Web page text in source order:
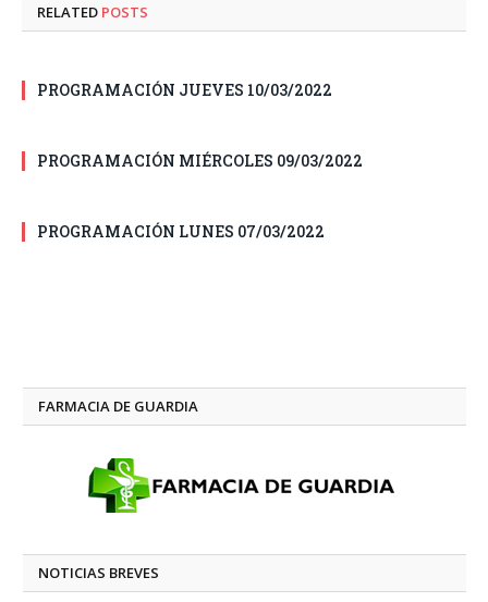
RELATED POSTS
PROGRAMACIÓN JUEVES 10/03/2022
PROGRAMACIÓN MIÉRCOLES 09/03/2022
PROGRAMACIÓN LUNES 07/03/2022
FARMACIA DE GUARDIA
NOTICIAS BREVES